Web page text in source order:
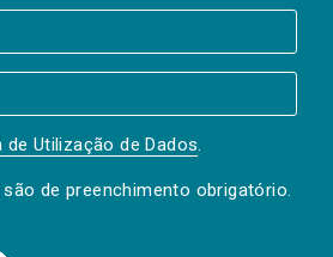
de Utilização de Dados.
de preenchimento obrigatório.